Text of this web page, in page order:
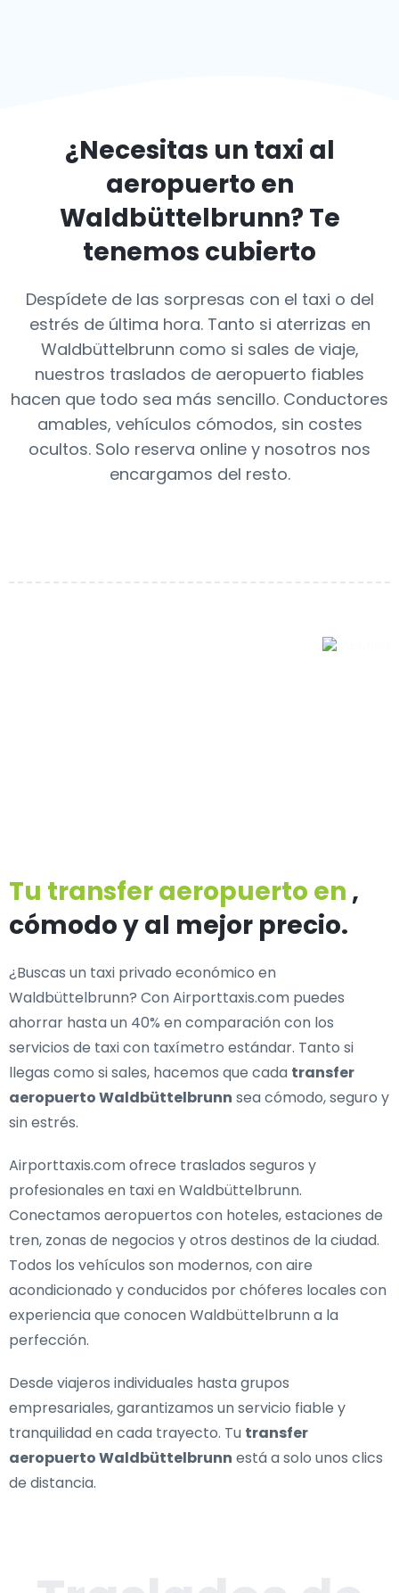
¿Necesitas un taxi al
aeropuerto en
Waldbüttelbrunn? Te
tenemos cubierto
Despídete de las sorpresas con el taxi o del
estrés de última hora. Tanto si aterrizas en
Waldbüttelbrunn como si sales de viaje,
nuestros traslados de aeropuerto fiables
hacen que todo sea más sencillo. Conductores
amables, vehículos cómodos, sin costes
ocultos. Solo reserva online y nosotros nos
encargamos del resto.
Tu transfer aeropuerto en ,
cómodo y al mejor precio.
¿Buscas un taxi privado económico en
Waldbüttelbrunn? Con Airporttaxis.com puedes
ahorrar hasta un 40% en comparación con los
servicios de taxi con taxímetro estándar. Tanto si
llegas como si sales, hacemos que cada transfer
aeropuerto Waldbüttelbrunn sea cómodo, seguro y
sin estrés.
Airporttaxis.com ofrece traslados seguros y
profesionales en taxi en Waldbüttelbrunn.
Conectamos aeropuertos con hoteles, estaciones de
tren, zonas de negocios y otros destinos de la ciudad.
Todos los vehículos son modernos, con aire
acondicionado y conducidos por chóferes locales con
experiencia que conocen Waldbüttelbrunn a la
perfección.
Desde viajeros individuales hasta grupos
empresariales, garantizamos un servicio fiable y
tranquilidad en cada trayecto. Tu transfer
aeropuerto Waldbüttelbrunn está a solo unos clics
de distancia.